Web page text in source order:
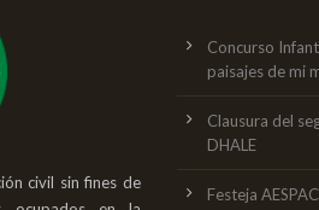
civil sin fines de
Concurso
paisajes de mi
Clausura del
DHALE
Festeja